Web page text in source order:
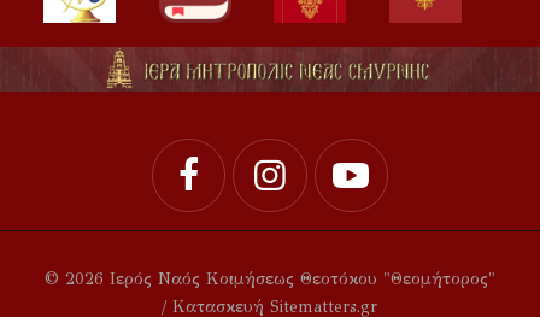
© 2026 Ιερός Ναός Κοιμήσεως Θεοτόκου "Θεομήτορος"
/ Κατασκευή Sitematters.gr